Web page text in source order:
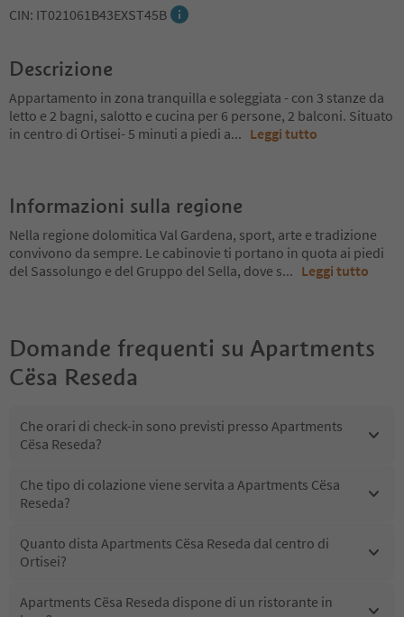
CIN: IT021061B43EXST45B
Descrizione
Appartamento in zona tranquilla e soleggiata - con 3 stanze da
letto e 2 bagni, salotto e cucina per 6 persone, 2 balconi. Situato
in centro di Ortisei- 5 minuti a piedi a... Leggi tutto
Informazioni sulla regione
Nella regione dolomitica Val Gardena, sport, arte e tradizione
convivono da sempre. Le cabinovie ti portano in quota ai piedi
del Sassolungo e del Gruppo del Sella, dove s... Leggi tutto
Domande frequenti su Apartments
Cësa Reseda
Che orari di check-in sono previsti presso Apartments
Cësa Reseda?
Che tipo di colazione viene servita a Apartments Cësa
Reseda?
Quanto dista Apartments Cësa Reseda dal centro di
Ortisei?
Apartments Cësa Reseda dispone di un ristorante in